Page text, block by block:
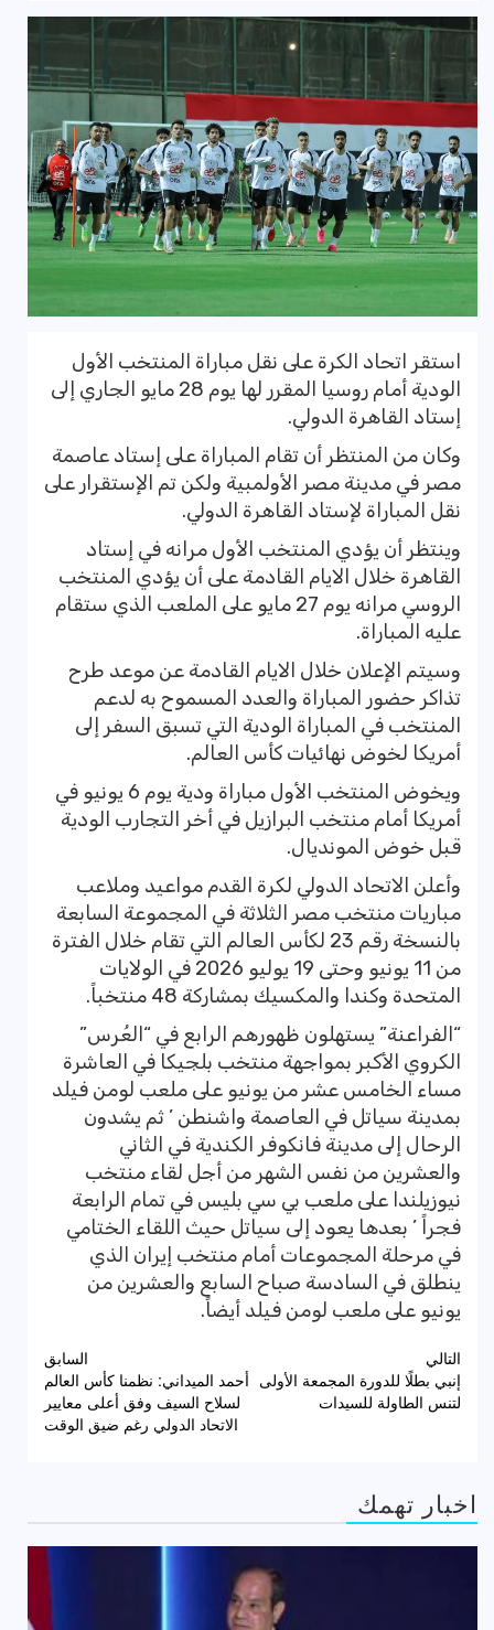
استقر اتحاد الكرة على نقل مباراة المنتخب الأول
الودية أمام روسيا المقرر لها يوم 28 مايو الجاري إلى
إستاد القاهرة الدولي.
وكان من المنتظر أن تقام المباراة على إستاد عاصمة
مصر في مدينة مصر الأولمبية ولكن تم الإستقرار على
نقل المباراة لإستاد القاهرة الدولي.
وينتظر أن يؤدي المنتخب الأول مرانه في إستاد
القاهرة خلال الايام القادمة على أن يؤدي المنتخب
الروسي مرانه يوم 27 مايو على الملعب الذي ستقام
عليه المباراة.
وسيتم الإعلان خلال الايام القادمة عن موعد طرح
تذاكر حضور المباراة والعدد المسموح به لدعم
المنتخب في المباراة الودية التي تسبق السفر إلى
أمريكا لخوض نهائيات كأس العالم.
ويخوض المنتخب الأول مباراة ودية يوم 6 يونيو في
أمريكا أمام منتخب البرازيل في أخر التجارب الودية
قبل خوض المونديال.
وأعلن الاتحاد الدولي لكرة القدم مواعيد وملاعب
مباريات منتخب مصر الثلاثة في المجموعة السابعة
بالنسخة رقم 23 لكأس العالم التي تقام خلال الفترة
من 11 يونيو وحتى 19 يوليو 2026 في الولايات
المتحدة وكندا والمكسيك بمشاركة 48 منتخباً.
“الفراعنة” يستهلون ظهورهم الرابع في “العُرس”
الكروي الأكبر بمواجهة منتخب بلجيكا في العاشرة
مساء الخامس عشر من يونيو على ملعب لومن فيلد
بمدينة سياتل في العاصمة واشنطن ’ ثم يشدون
الرحال إلى مدينة فانكوفر الكندية في الثاني
والعشرين من نفس الشهر من أجل لقاء منتخب
نيوزيلندا على ملعب بي سي بليس في تمام الرابعة
فجراً ’ بعدها يعود إلى سياتل حيث اللقاء الختامي
في مرحلة المجموعات أمام منتخب إيران الذي
ينطلق في السادسة صباح السابع والعشرين من
يونيو على ملعب لومن فيلد أيضاً.
تصفّح
المقالات
السابق
أحمد الميداني: نظمنا كأس العالم
لسلاح السيف وفق أعلى معايير
الاتحاد الدولي رغم ضيق الوقت
التالي
إنبي بطلًا للدورة المجمعة الأولى
لتنس الطاولة للسيدات
اخبار تهمك